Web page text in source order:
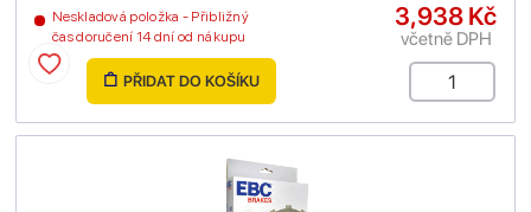
Neskladová položka - Přibližný
čas doručení 14 dní od nákupu
3,938 Kč
včetně DPH
PŘIDAT DO KOŠÍKU